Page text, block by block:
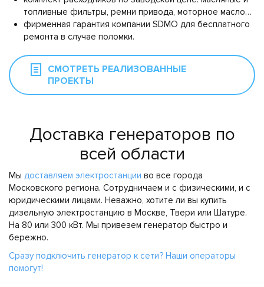
топливные фильтры, ремни привода, моторное масло…
фирменная гарантия компании SDMO для бесплатного
ремонта в случае поломки.
СМОТРЕТЬ РЕАЛИЗОВАННЫЕ
ПРОЕКТЫ
Доставка генераторов по
всей области
Мы доставляем электростанции во все города
Московского региона. Сотрудничаем и с физическими, и с
юридическими лицами. Неважно, хотите ли вы купить
дизельную электростанцию в Москве, Твери или Шатуре.
На 80 или 300 кВт. Мы привезем генератор быстро и
бережно.
Сразу подключить генератор к сети? Наши операторы
помогут!